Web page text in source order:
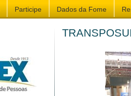
Translate
Participe Dados da Fome